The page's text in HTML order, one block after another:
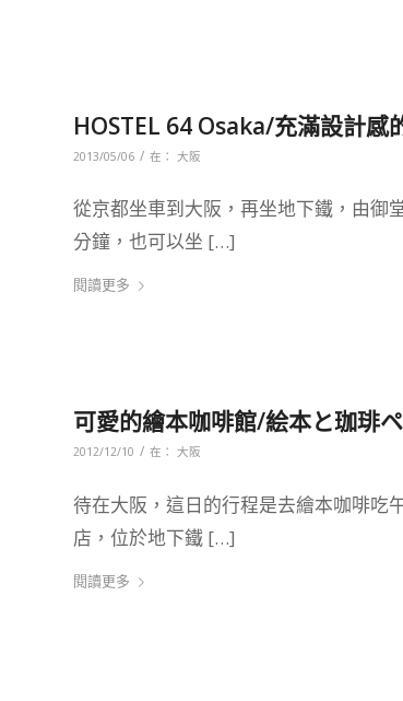
HOSTEL 64 Osaka/充滿設計
2013/05/06 / 在： 大阪
從京都坐車到大阪，再坐地下鐵，由御
分鐘，也可以坐 […]
閱讀更多
可愛的繪本咖啡館/絵本と珈琲
2012/12/10 / 在： 大阪
待在大阪，這日的行程是去繪本咖啡吃
店，位於地下鐵 […]
閱讀更多